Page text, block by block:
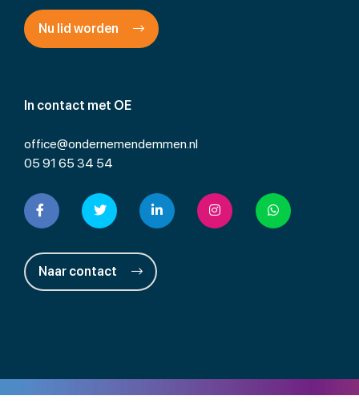
In contact met OE
office@ondernemendemmen.nl
05 91 65 34 54
Naar contact
Nu lid worden